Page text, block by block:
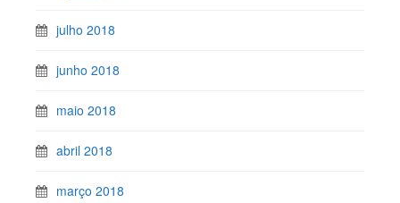
julho 2018
junho 2018
maio 2018
abril 2018
março 2018